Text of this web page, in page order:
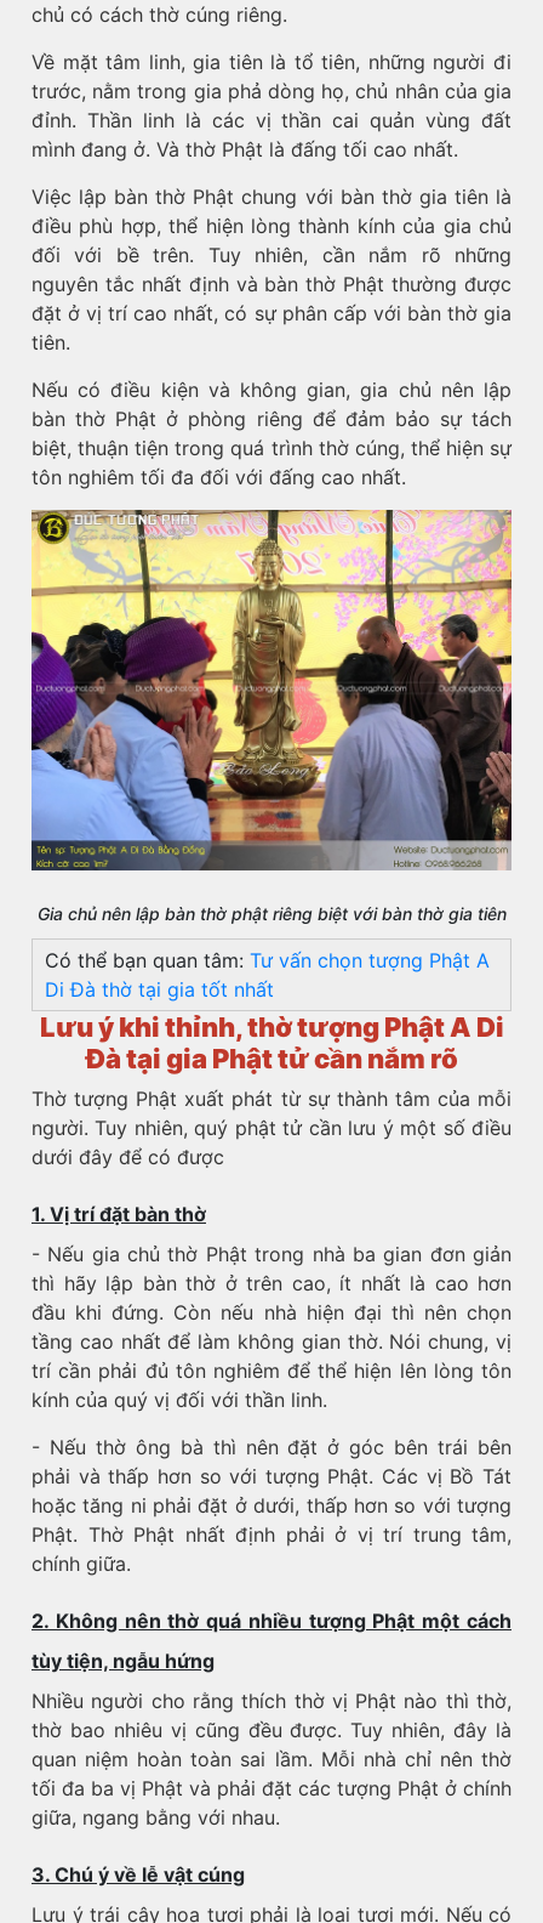
chủ có cách thờ cúng riêng.
Về mặt tâm linh, gia tiên là tổ tiên, những người đi
trước, nằm trong gia phả dòng họ, chủ nhân của gia
đỉnh. Thần linh là các vị thần cai quản vùng đất
mình đang ở. Và thờ Phật là đấng tối cao nhất.
Việc lập bàn thờ Phật chung với bàn thờ gia tiên là
điều phù hợp, thể hiện lòng thành kính của gia chủ
đối với bề trên. Tuy nhiên, cần nắm rõ những
nguyên tắc nhất định và bàn thờ Phật thường được
đặt ở vị trí cao nhất, có sự phân cấp với bàn thờ gia
tiên.
Nếu có điều kiện và không gian, gia chủ nên lập
bàn thờ Phật ở phòng riêng để đảm bảo sự tách
biệt, thuận tiện trong quá trình thờ cúng, thể hiện sự
tôn nghiêm tối đa đối với đấng cao nhất.
Gia chủ nên lập bàn thờ phật riêng biệt với bàn thờ gia tiên
Có thể bạn quan tâm: Tư vấn chọn tượng Phật A
Di Đà thờ tại gia tốt nhất
Lưu ý khi thỉnh, thờ tượng Phật A Di
Đà tại gia Phật tử cần nắm rõ
Thờ tượng Phật xuất phát từ sự thành tâm của mỗi
người. Tuy nhiên, quý phật tử cần lưu ý một số điều
dưới đây để có được
1. Vị trí đặt bàn thờ
- Nếu gia chủ thờ Phật trong nhà ba gian đơn giản
thì hãy lập bàn thờ ở trên cao, ít nhất là cao hơn
đầu khi đứng. Còn nếu nhà hiện đại thì nên chọn
tầng cao nhất để làm không gian thờ. Nói chung, vị
trí cần phải đủ tôn nghiêm để thể hiện lên lòng tôn
kính của quý vị đối với thần linh.
- Nếu thờ ông bà thì nên đặt ở góc bên trái bên
phải và thấp hơn so với tượng Phật. Các vị Bồ Tát
hoặc tăng ni phải đặt ở dưới, thấp hơn so với tượng
Phật. Thờ Phật nhất định phải ở vị trí trung tâm,
chính giữa.
2. Không nên thờ quá nhiều tượng Phật một cách
tùy tiện, ngẫu hứng
Nhiều người cho rằng thích thờ vị Phật nào thì thờ,
thờ bao nhiêu vị cũng đều được. Tuy nhiên, đây là
quan niệm hoàn toàn sai lầm. Mỗi nhà chỉ nên thờ
tối đa ba vị Phật và phải đặt các tượng Phật ở chính
giữa, ngang bằng với nhau.
3. Chú ý về lễ vật cúng
Lưu ý trái cây hoa tươi phải là loại tươi mới. Nếu có